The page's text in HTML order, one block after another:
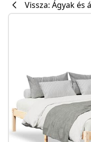
Vissza: Ágyak és